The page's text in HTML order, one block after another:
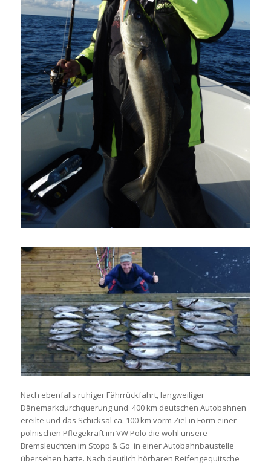
Nach ebenfalls ruhiger Fährrückfahrt, langweiliger
Dänemarkdurchquerung und 400 km deutschen Autobahnen
ereilte und das Schicksal ca. 100 km vorm Ziel in Form einer
polnischen Pflegekraft im VW Polo die wohl unsere
Bremsleuchten im Stopp & Go in einer Autobahnbaustelle
übersehen hatte. Nach deutlich hörbaren Reifengequitsche